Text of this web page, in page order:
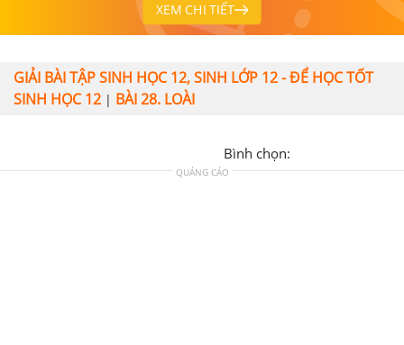
XEM CHI TIẾT
GIẢI BÀI TẬP SINH HỌC 12, SINH LỚP 12 - ĐỂ HỌC TỐT
SINH HỌC 12 | BÀI 28. LOÀI
Bình chọn:
QUẢNG CÁO